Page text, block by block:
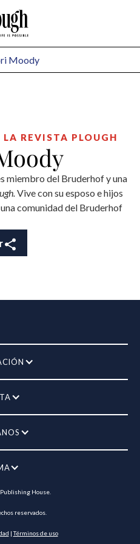
Moody
REVISTA PLOUGH
miembro del Bruderhof y una
Vive con su esposo e hijos
comunidad del Bruderhof
House.
reservados.
|Términos de uso